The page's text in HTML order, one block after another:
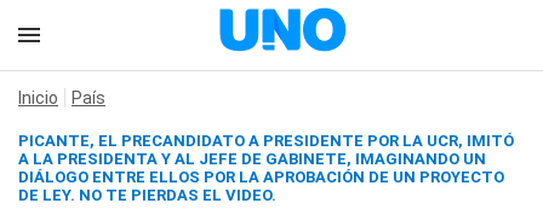
Inicio País
PICANTE, EL PRECANDIDATO A PRESIDENTE POR LA UCR, IMITÓ
A LA PRESIDENTA Y AL JEFE DE GABINETE, IMAGINANDO UN
DIÁLOGO ENTRE ELLOS POR LA APROBACIÓN DE UN PROYECTO
DE LEY. NO TE PIERDAS EL VIDEO.